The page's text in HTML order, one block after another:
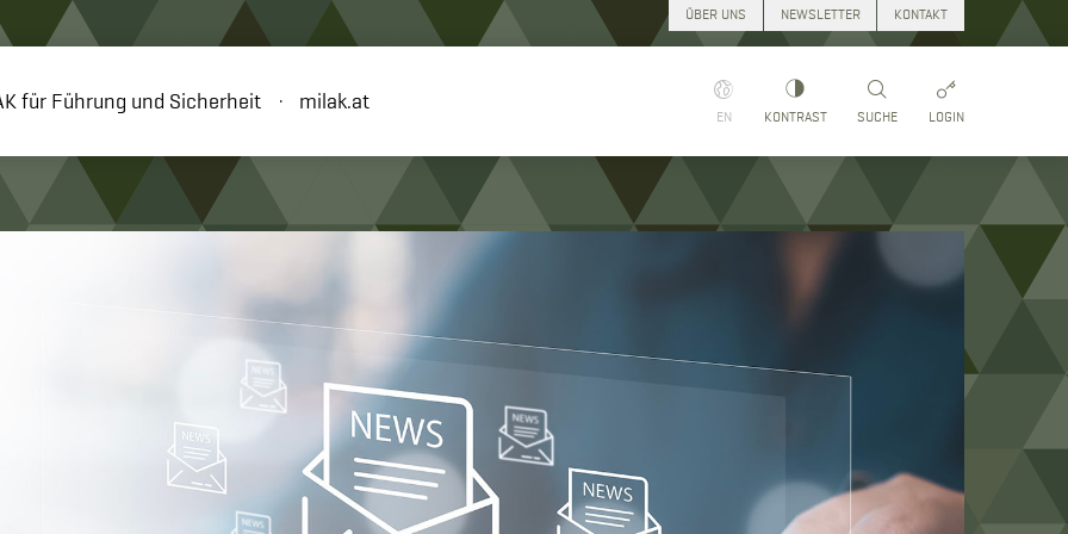
für Führung und Sicherheit milak.at
EN KONTRAST SUCHE LOGIN
ÜBER UNS NEWSLETTER KONTAKT
Suchen